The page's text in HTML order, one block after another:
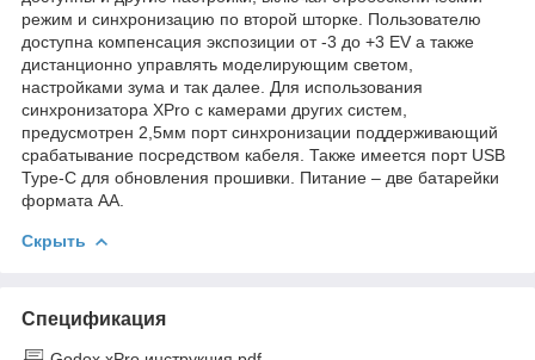
режим и синхронизацию по второй шторке. Пользователю
доступна компенсация экспозиции от -3 до +3 EV а также
дистанционно управлять моделирующим светом,
настройками зума и так далее. Для использования
синхронизатора XPro с камерами других систем,
предусмотрен 2,5мм порт синхронизации поддерживающий
срабатывание посредством кабеля. Также имеется порт USB
Type-C для обновления прошивки. Питание – две батарейки
формата АА.
Скрыть
Спецификация